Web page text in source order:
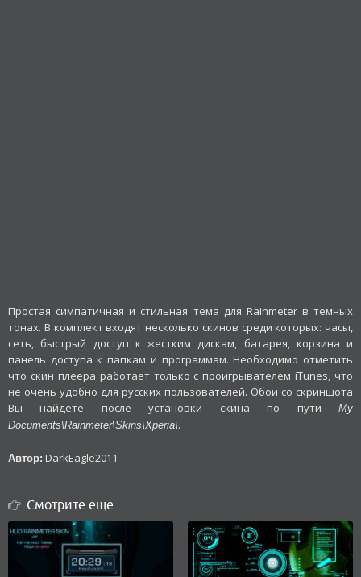
Простая симпатичная и стильная тема для Rainmeter в темных
тонах. В комплект входят несколько скинов среди которых: часы,
сеть, быстрый доступ к жестким дискам, батарея, корзина и
панель доступа к папкам и программам. Необходимо отметить
что скин плеера работает только с проигрывателем iTunes, что
не очень удобно для русских пользователей. Обои со скриншота
Вы найдете после установки скина по пути My
Documents\Rainmeter\Skins\Xperia\.
Автор: DarkEagle2011
Смотрите еще